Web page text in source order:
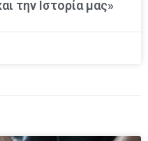
την Ιστορία μας»